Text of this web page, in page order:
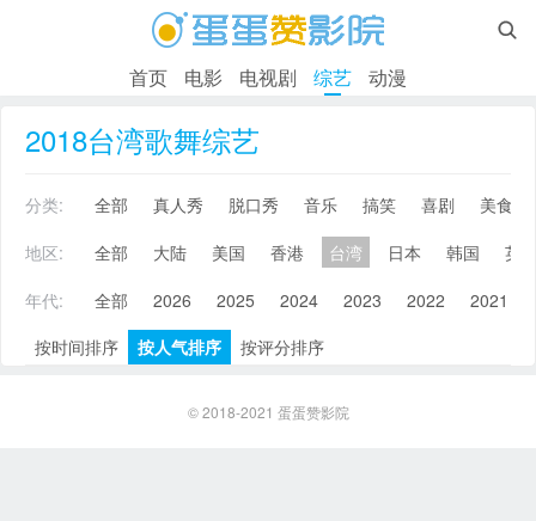

首页 电影 电视剧 综艺 动漫
2018台湾歌舞综艺
分类: 全部 真人秀 脱口秀 音乐 搞笑 喜剧
美食
地区:
全部 大陆 美国 香港 台湾 日本 韩国
英
年代:
全部 2026 2025 2024 2023 2022 2021
按时间排序
按人气排序 按评分排序
© 2018-2021 蛋蛋赞影院